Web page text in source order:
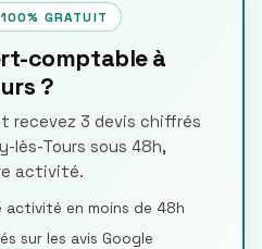
GRATUIT
comptable à
?
recevez 3 devis chiffrés
lès-Tours sous 48h,
activité.
en moins de 48h
sur les avis Google